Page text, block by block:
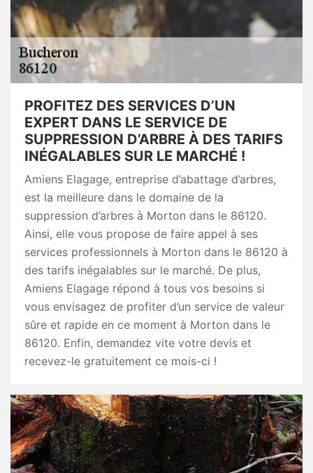
PROFITEZ DES SERVICES D’UN
EXPERT DANS LE SERVICE DE
SUPPRESSION D’ARBRE À DES TARIFS
INÉGALABLES SUR LE MARCHÉ !
Amiens Elagage, entreprise d’abattage d’arbres,
est la meilleure dans le domaine de la
suppression d’arbres à Morton dans le 86120.
Ainsi, elle vous propose de faire appel à ses
services professionnels à Morton dans le 86120 à
des tarifs inégalables sur le marché. De plus,
Amiens Elagage répond à tous vos besoins si
vous envisagez de profiter d’un service de valeur
sûre et rapide en ce moment à Morton dans le
86120. Enfin, demandez vite votre devis et
recevez-le gratuitement ce mois-ci !